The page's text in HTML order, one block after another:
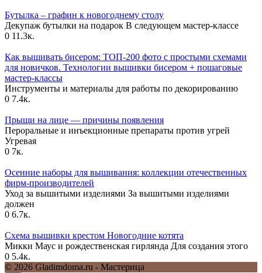
Бутылка – графин к новогоднему столу
Декупаж бутылки на подарок В следующем мастер-классе
0 11.3к.
Как вышивать бисером: ТОП-200 фото с простыми схемами
для новичков. Технологии вышивки бисером + пошаговые
мастер-классы
Инструменты и материалы для работы по декорированию
0 7.4к.
Прыщи на лице — причины появления
Пероральные и инъекционные препараты против угрей
Угревая
0 7к.
Осенние наборы для вышивания: коллекции отечественных
фирм-производителей
Уход за вышитыми изделиями За вышитыми изделиями
должен
0 6.7к.
Схема вышивки крестом Новогодние котята
Микки Маус и рождественская гирлянда Для создания этого
0 5.4к.
© 2026 Gladimdoma.ru - Мастерица